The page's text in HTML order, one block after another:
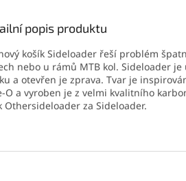
popis produktu
košík Sideloader řeší problém
nebo u rámů MTB kol. Sideloader
a otevřen je zprava. Tvar je
O a vyroben je z velmi kvalitního
Othersideloader za Sideloader.